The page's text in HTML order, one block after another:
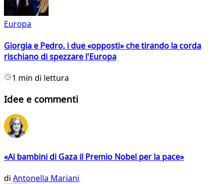
Europa
Giorgia e Pedro, i due «opposti» che tirando la corda
rischiano di spezzare l'Europa
1 min di lettura
Idee e commenti
«Ai bambini di Gaza il Premio Nobel per la pace»
di Antonella Mariani